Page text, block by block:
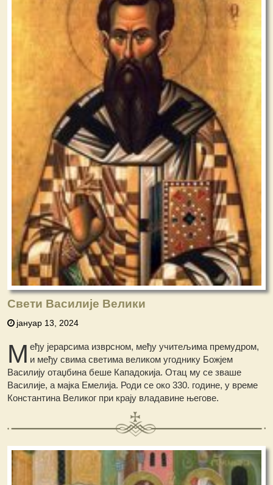
Свети Василије Велики
јануар 13, 2024
М еђу јерарсима изврсном, међу учитељима премудром,
и међу свима светима великом угоднику Божјем
Василију отаџбина беше Кападокија. Отац му сe зваше
Василије, а мајка Емелија. Роди се око 330. године, у време
Константина Великог при крају владавине његове.